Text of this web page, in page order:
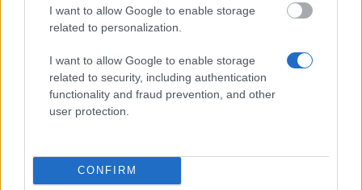
I want to allow Google to enable storage
related to personalization.
I want to allow Google to enable storage
related to security, including authentication
functionality and fraud prevention, and other
user protection.
CONFIRM
NosPartenaires
Ce projet a été financé avec le soutien de la Commission européenne
Derniers articles